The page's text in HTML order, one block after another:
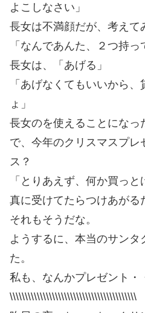
よこしなさい」
長女は不満顔だが、考えて
「なんであんた、２つ持っ
長女は、「あげる」
「あげなくてもいいから
ょ」
長女のを使えることになっ
で、今年のクリスマスプレ
ス？
「とりあえず、何か買っ
真に受けてたらつけあがる
それもそうだな。
ようするに、本当のサンタ
た。
私も、なんかプレゼント・
\\\\\\\\\\\\\\\\\\\\\\\\\\\\\\\\\\\\\\\\\\